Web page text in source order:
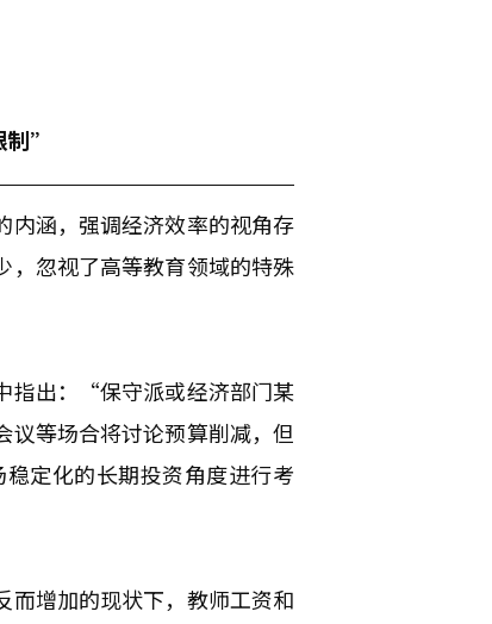
”
涵，强调经济效率的视角存
，忽视了高等教育领域的特殊
指出：“保守派或经济部门某
等场合将讨论预算削减，但
定化的长期投资角度进行考
而增加的现状下，教师工资和